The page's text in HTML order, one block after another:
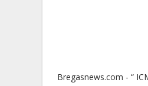
Bregasnews.com - “